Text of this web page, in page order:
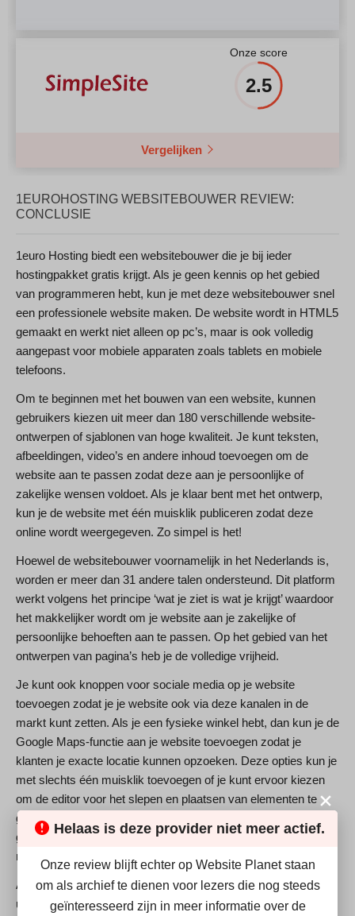
Onze score
2.5
Vergelijken
1EUROHOSTING WEBSITEBOUWER REVIEW:
CONCLUSIE
1euro Hosting biedt een websitebouwer die je bij ieder
hostingpakket gratis krijgt. Als je geen kennis op het gebied
van programmeren hebt, kun je met deze websitebouwer snel
een professionele website maken. De website wordt in HTML5
gemaakt en werkt niet alleen op pc’s, maar is ook volledig
aangepast voor mobiele apparaten zoals tablets en mobiele
telefoons.
Om te beginnen met het bouwen van een website, kunnen
gebruikers kiezen uit meer dan 180 verschillende website-
ontwerpen of sjablonen van hoge kwaliteit. Je kunt teksten,
afbeeldingen, video’s en andere inhoud toevoegen om de
website aan te passen zodat deze aan je persoonlijke of
zakelijke wensen voldoet. Als je klaar bent met het ontwerp,
kun je de website met één muisklik publiceren zodat deze
online wordt weergegeven. Zo simpel is het!
Hoewel de websitebouwer voornamelijk in het Nederlands is,
worden er meer dan 31 andere talen ondersteund. Dit platform
werkt volgens het principe ‘wat je ziet is wat je krijgt’ waardoor
het makkelijker wordt om je website aan je zakelijke of
persoonlijke behoeften aan te passen. Op het gebied van het
ontwerpen van pagina’s heb je de volledige vrijheid.
Je kunt ook knoppen voor sociale media op je website
toevoegen zodat je je website ook via deze kanalen in de
markt kunt zetten. Als je een fysieke winkel hebt, dan kun je de
Google Maps-functie aan je website toevoegen zodat je
klanten je exacte locatie kunnen opzoeken. Deze opties kun je
met slechts één muisklik toevoegen of je kunt ervoor kiezen
om de editor voor het slepen en plaatsen van elementen te
gebruiken. Dit maakt 1euro Hosting een van de meest
gebruiksvriendelijke websitebouwers die er momenteel op de
markt zijn.
Als je hulp nodig hebt bij het bewerken van je website of bij het
uploaden van elementen, dan biedt 1euro Hosting meerdere
Helaas is deze provider niet meer actief.
Onze review blijft echter op Website Planet staan
om als archief te dienen voor lezers die nog steeds
geïnteresseerd zijn in meer informatie over de